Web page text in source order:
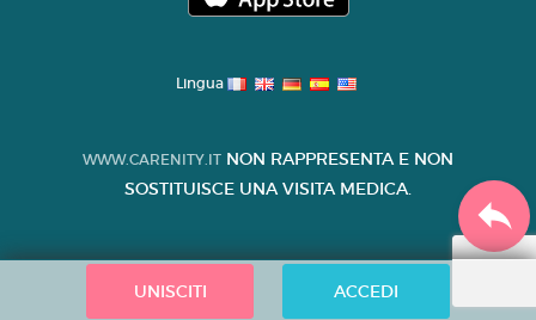
UNISCITI ACCEDI
Lingua
WWW.CARENITY.IT NON RAPPRESENTA E NON
SOSTITUISCE UNA VISITA MEDICA.